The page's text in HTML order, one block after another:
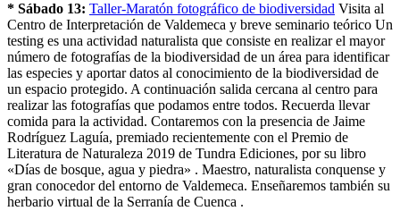
* Sábado 13: Taller-Maratón fotográfico de biodiversidad Visita al
Centro de Interpretación de Valdemeca y breve seminario teórico Un
testing es una actividad naturalista que consiste en realizar el mayor
número de fotografías de la biodiversidad de un área para identificar
las especies y aportar datos al conocimiento de la biodiversidad de
un espacio protegido. A continuación salida cercana al centro para
realizar las fotografías que podamos entre todos. Recuerda llevar
comida para la actividad. Contaremos con la presencia de Jaime
Rodríguez Laguía, premiado recientemente con el Premio de
Literatura de Naturaleza 2019 de Tundra Ediciones, por su libro
«Días de bosque, agua y piedra» . Maestro, naturalista conquense y
gran conocedor del entorno de Valdemeca. Enseñaremos también su
herbario virtual de la Serranía de Cuenca .